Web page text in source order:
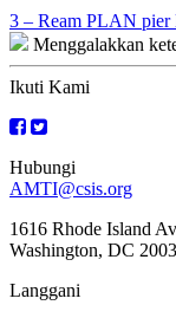
Navigasi
kiriman
3 – Ream PLAN
Menggalakkan
Ikuti Kami
Hubungi
AMTI@csis.org
1616 Rhode Island
Washington, DC
Langgani